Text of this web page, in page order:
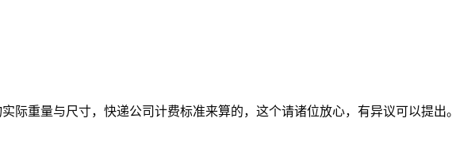
际重量与尺寸，快递公司计费标准来算的，这个请诸位放心，有异议可以提出。